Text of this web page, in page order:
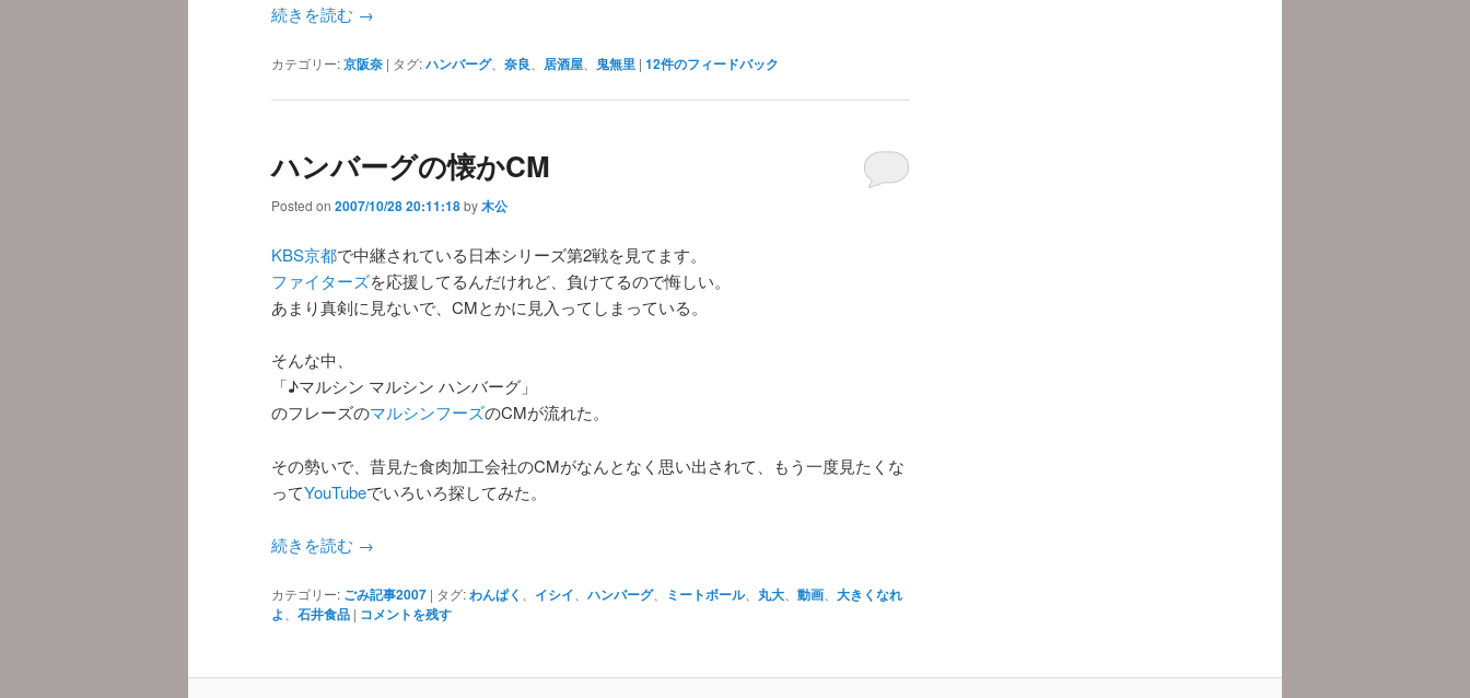
続きを読む →
カテゴリー:京阪奈 | タグ:ハンバーグ、 奈良 居酒屋 鬼無里 | 12件のフィードバック
ハンバーグの懐かCM
Posted on 2007/10/28 20:11:18by木公
KBS京都で中継されている日本シリーズ第2戦を見てます。
ファイターズを応援してるんだけれど、負けてるので悔しい。
あまり真剣に見ないで、CMとかに見入ってしまっている。
そんな中、
「♪マルシン マルシン ハンバーグ」
のフレーズのマルシンフーズのCMが流れた。
その勢いで、昔見た食肉加工会社のCMがなんとなく思い出されて、もう一度見たくな
ってYouTubeでいろいろ探してみた。
続きを読む →
カテゴリー: ごみ記事2007 | タグ:わんぱく 、 イシイ、 ハンバーグ、 ミートボール、 丸大、 動画、 大きくなれ
よ、 石井食品 | コメントを残す